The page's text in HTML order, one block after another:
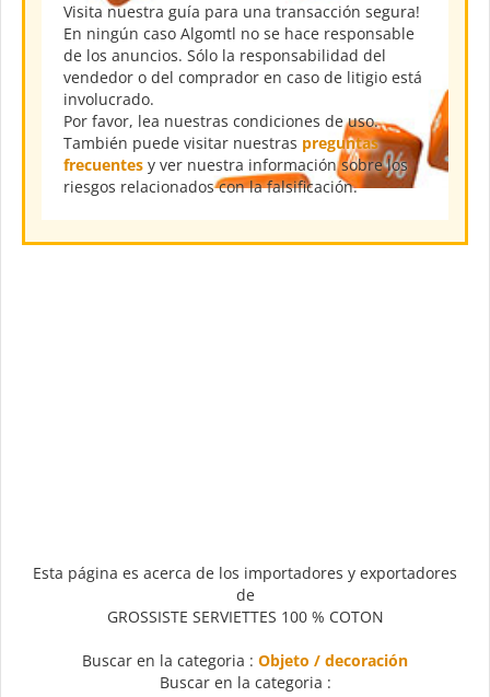
Visita nuestra guía para una transacción segura!
En ningún caso Algomtl no se hace responsable
de los anuncios. Sólo la responsabilidad del
vendedor o del comprador en caso de litigio está
involucrado.
Por favor, lea nuestras condiciones de uso.
También puede visitar nuestras preguntas
frecuentes y ver nuestra información sobre los
riesgos relacionados con la falsificación.
Esta página es acerca de los importadores y exportadores
de
GROSSISTE SERVIETTES 100 % COTON
Buscar en la categoria : Objeto / decoración
Buscar en la categoria :